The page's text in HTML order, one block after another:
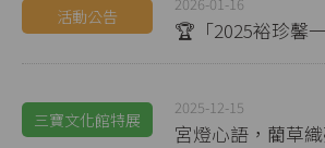
活動公告 🏆「2025裕珍馨
三寶文化館特展
2025-12-15
宮燈心語，藺草